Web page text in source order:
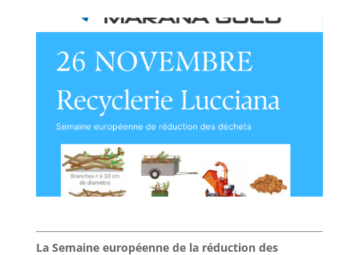
La Semaine européenne de la réduction des